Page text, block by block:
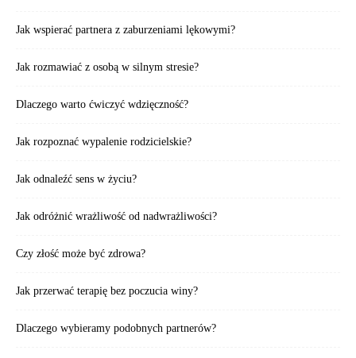
Jak wspierać partnera z zaburzeniami lękowymi?
Jak rozmawiać z osobą w silnym stresie?
Dlaczego warto ćwiczyć wdzięczność?
Jak rozpoznać wypalenie rodzicielskie?
Jak odnaleźć sens w życiu?
Jak odróżnić wrażliwość od nadwrażliwości?
Czy złość może być zdrowa?
Jak przerwać terapię bez poczucia winy?
Dlaczego wybieramy podobnych partnerów?